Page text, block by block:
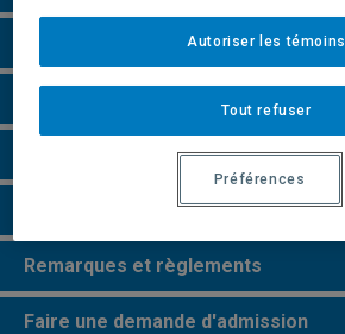
Grille de cheminement
Perspectives professionnelles
ecycles
Remarques et règlements
Faire une demande d'admission
Tout refuser
Autoriser les témoins
Préférences